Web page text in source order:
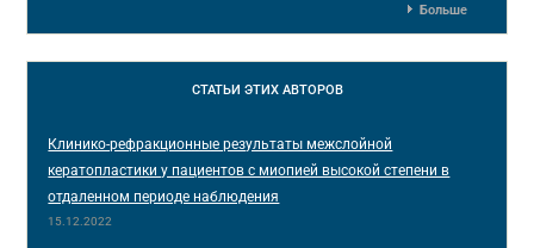
Больше
СТАТЬИ ЭТИХ АВТОРОВ
Клинико-рефракционные результаты межслойной
кератопластики у пациентов с миопией высокой степени в
отдаленном периоде наблюдения
15.12.2022